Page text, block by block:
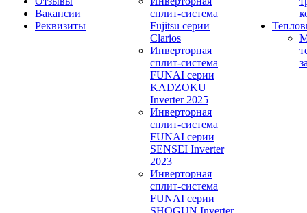
Вакансии
Реквизиты
сплит-система
Fujitsu серии
Clarios
Инверторная
сплит-система
FUNAI серии
KADZOKU
Inverter 2025
Инверторная
сплит-система
FUNAI серии
SENSEI Inverter
2023
Инверторная
сплит-система
FUNAI серии
SHOGUN Inverter